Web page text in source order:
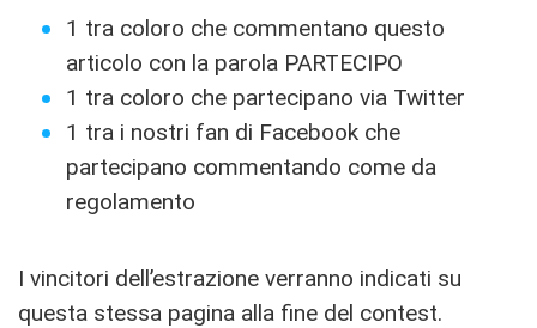
1 tra coloro che commentano questo
articolo con la parola PARTECIPO
1 tra coloro che partecipano via Twitter
1 tra i nostri fan di Facebook che
partecipano commentando come da
regolamento
I vincitori dell’estrazione verranno indicati su
questa stessa pagina alla fine del contest.